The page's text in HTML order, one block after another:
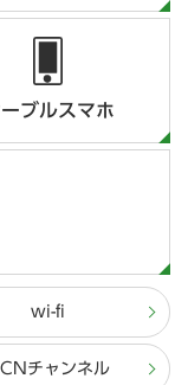
ブルスマホ
wi-fi
チャンネル